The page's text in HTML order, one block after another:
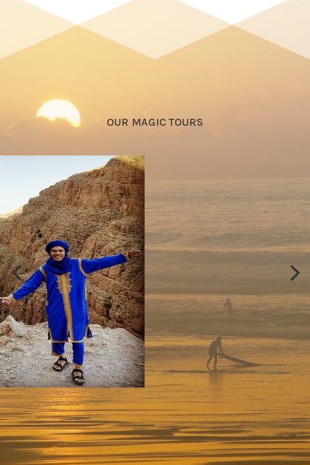
OUR MAGIC TOURS